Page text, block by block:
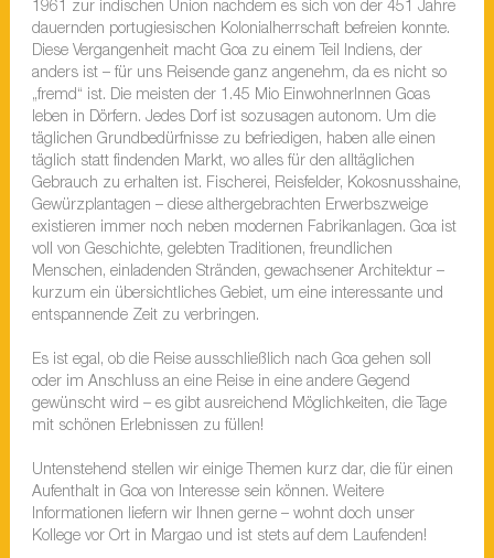
1961 zur indischen Union nachdem es sich von der 451 Jahre
dauernden portugiesischen Kolonialherrschaft befreien konnte.
Diese Vergangenheit macht Goa zu einem Teil Indiens, der
anders ist – für uns Reisende ganz angenehm, da es nicht so
„fremd“ ist. Die meisten der 1.45 Mio EinwohnerInnen Goas
leben in Dörfern. Jedes Dorf ist sozusagen autonom. Um die
täglichen Grundbedürfnisse zu befriedigen, haben alle einen
täglich statt findenden Markt, wo alles für den alltäglichen
Gebrauch zu erhalten ist. Fischerei, Reisfelder, Kokosnusshaine,
Gewürzplantagen – diese althergebrachten Erwerbszweige
existieren immer noch neben modernen Fabrikanlagen. Goa ist
voll von Geschichte, gelebten Traditionen, freundlichen
Menschen, einladenden Stränden, gewachsener Architektur –
kurzum ein übersichtliches Gebiet, um eine interessante und
entspannende Zeit zu verbringen.
Es ist egal, ob die Reise ausschließlich nach Goa gehen soll
oder im Anschluss an eine Reise in eine andere Gegend
gewünscht wird – es gibt ausreichend Möglichkeiten, die Tage
mit schönen Erlebnissen zu füllen!
Untenstehend stellen wir einige Themen kurz dar, die für einen
Aufenthalt in Goa von Interesse sein können. Weitere
Informationen liefern wir Ihnen gerne – wohnt doch unser
Kollege vor Ort in Margao und ist stets auf dem Laufenden!